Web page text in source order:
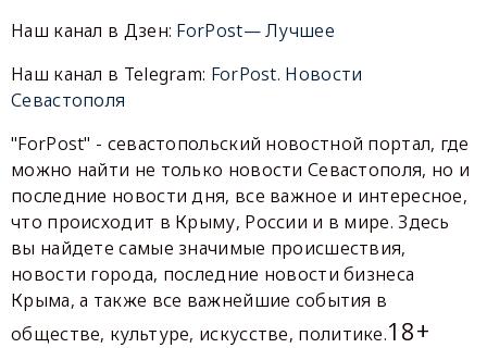
Наш канал в Дзен: ForPost— Лучшее
Наш канал в Telegram: ForPost. Новости
Севастополя
"ForPost" - севастопольский новостной портал, где
можно найти не только новости Севастополя, но и
последние новости дня, все важное и интересное,
что происходит в Крыму, России и в мире. Здесь
вы найдете самые значимые происшествия,
новости города, последние новости бизнеса
Крыма, а также все важнейшие события в
обществе, культуре, искусстве, политике.18+